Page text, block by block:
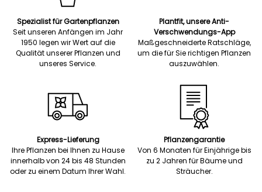
Spezialist für Gartenpflanzen
Seit unseren Anfängen im Jahr
1950 legen wir Wert auf die
Qualität unserer Pflanzen und
unseres Service.
Plantfit, unsere Anti-
Verschwendungs-App
Maßgeschneiderte Ratschläge,
um die für Sie richtigen Pflanzen
auszuwählen.
Express-Lieferung
Ihre Pflanzen bei Ihnen zu Hause
innerhalb von 24 bis 48 Stunden
oder zu einem Datum Ihrer Wahl.
Pflanzengarantie
Von 6 Monaten für Einjährige bis
zu 2 Jahren für Bäume und
Sträucher.